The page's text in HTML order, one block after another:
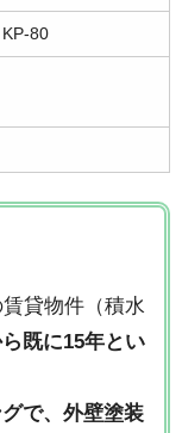
KP-80
貸物件（積水
既に15年とい
で、外壁塗装